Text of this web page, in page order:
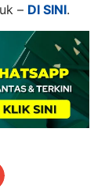
– DI SINI.